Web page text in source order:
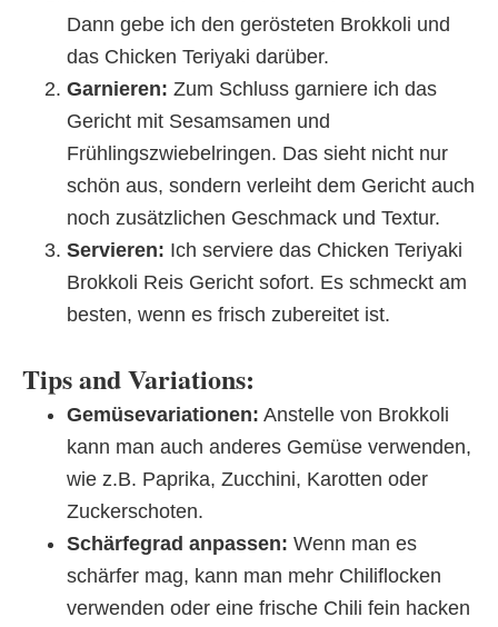
Dann gebe ich den gerösteten Brokkoli und
das Chicken Teriyaki darüber.
Garnieren: Zum Schluss garniere ich das
Gericht mit Sesamsamen und
Frühlingszwiebelringen. Das sieht nicht nur
schön aus, sondern verleiht dem Gericht auch
noch zusätzlichen Geschmack und Textur.
Servieren: Ich serviere das Chicken Teriyaki
Brokkoli Reis Gericht sofort. Es schmeckt am
besten, wenn es frisch zubereitet ist.
Tips and Variations:
Gemüsevariationen: Anstelle von Brokkoli
kann man auch anderes Gemüse verwenden,
wie z.B. Paprika, Zucchini, Karotten oder
Zuckerschoten.
Schärfegrad anpassen: Wenn man es
schärfer mag, kann man mehr Chiliflocken
verwenden oder eine frische Chili fein hacken